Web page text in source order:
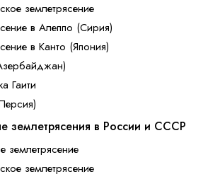
землетрясение
в Алеппо (Сирия)
в Канто (Япония)
Гаити
землетрясения в России и СССР
землетрясение
землетрясение